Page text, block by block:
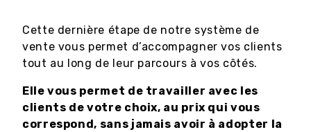
Cette dernière étape de notre système de
vente vous permet d’accompagner vos clients
tout au long de leur parcours à vos côtés.
Elle vous permet de travailler avec les
clients de votre choix, au prix qui vous
correspond, sans jamais avoir à adopter la